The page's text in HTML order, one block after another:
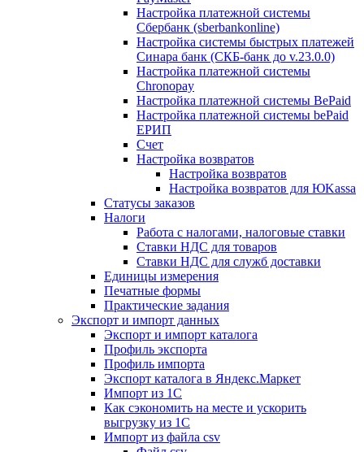
Настройка платежной системы
Сбербанк (sberbankonline)
Настройка системы быстрых платежей
Синара банк (СКБ-банк до v.23.0.0)
Настройка платежной системы
Chronopay
Настройка платежной системы BePaid
Настройка платежной системы bePaid
ЕРИП
Счет
Настройка возвратов
Настройка возвратов
Настройка возвратов для ЮKassa
Статусы заказов
Налоги
Работа с налогами, налоговые ставки
Ставки НДС для товаров
Ставки НДС для служб доставки
Единицы измерения
Печатные формы
Практические задания
Экспорт и импорт данных
Экспорт и импорт каталога
Профиль экспорта
Профиль импорта
Экспорт каталога в Яндекс.Маркет
Импорт из 1С
Как сэкономить на месте и ускорить
выгрузку из 1С
Импорт из файла csv